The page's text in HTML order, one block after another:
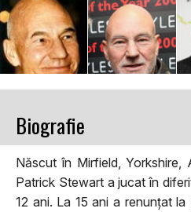
Biografie
Născut în Mirfield, Yorkshire,
Patrick Stewart a jucat în
12 ani. La 15 ani a renunțat